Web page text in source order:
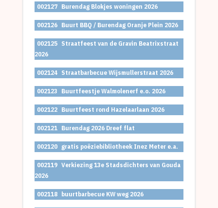
002127 Burendag Blokjes woningen 2026
002126 Buurt BBQ / Burendag Oranje Plein 2026
002125 Straatfeest van de Gravin Beatrixstraat
2026
002124 Straatbarbecue Wijsmullerstraat 2026
002123 Buurtfeestje Walmolenerf e.o. 2026
002122 Buurtfeest rond Hazelaarlaan 2026
002121 Burendag 2026 Dreef flat
002120 gratis poëziebibliotheek Inez Meter e.a.
002119 Verkiezing 13e Stadsdichters van Gouda
2026
002118 buurtbarbecue KW weg 2026